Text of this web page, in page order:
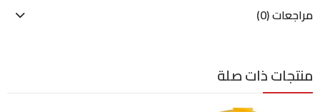
مراجعات (0)
منتجات ذات صلة